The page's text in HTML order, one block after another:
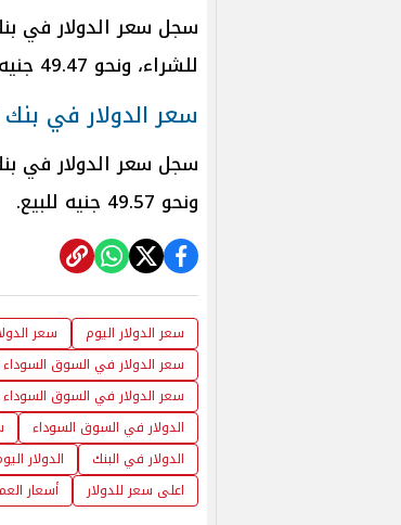
للشراء، ونحو 49.47 جنيه للبيع.
سعر الدولار في بنك
ونحو 49.57 جنيه للبيع.
سعر الدولار اليوم سعر
سعر الدولار في السوق
سعر الدولار في السوق السوداء
الدولار في السوق السوداء
الدولار في البنك
الدولار
اعلى سعر للدولار
أسعار